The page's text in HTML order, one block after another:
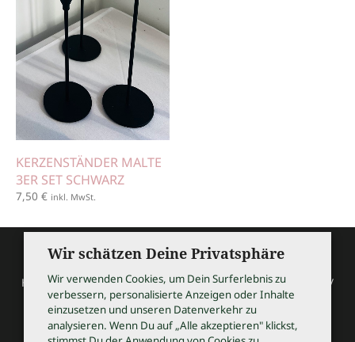
KERZENSTÄNDER MALTE
3ER SET SCHWARZ
7,50 € inkl. MwSt.
HOCHZEITSSHOPPING / Thomas Bauer / Meßmerstraße 32 /
97508 Grettstadt
Tel 09729 9099504 / info@hochzeitsshopping.com
Wir schätzen Deine Privatsphäre
Wir verwenden Cookies, um Dein Surferlebnis zu
verbessern, personalisierte Anzeigen oder Inhalte
einzusetzen und unseren Datenverkehr zu
analysieren. Wenn Du auf „Alle akzeptieren" klickst,